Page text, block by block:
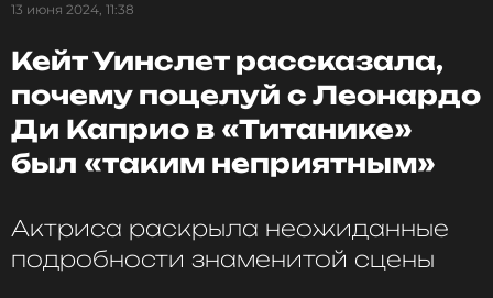
13 июня 2024, 11:38
Кейт Уинслет рассказала,
почему поцелуй с Леонардо
Ди Каприо в «Титанике»
был «таким неприятным»
Актриса раскрыла неожиданные
подробности знаменитой сцены